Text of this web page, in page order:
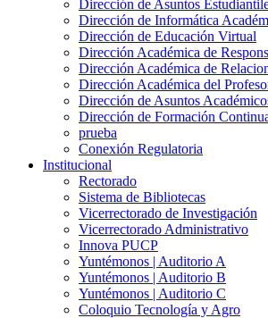
Dirección de Asuntos
Dirección de Informática
Dirección de Educación Virtual
Dirección Académica de
Dirección Académica de
Dirección Académica del
Dirección de Asuntos
Dirección de Formación
prueba
Conexión Regulatoria
Institucional
Rectorado
Sistema de Bibliotecas
Vicerrectorado de Investigación
Vicerrectorado Administrativo
Innova PUCP
Yuntémonos | Auditorio A
Yuntémonos | Auditorio B
Yuntémonos | Auditorio C
Coloquio Tecnología y Agro